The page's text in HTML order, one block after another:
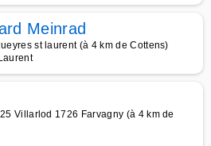
Meinrad
st laurent (à 4 km de Cottens)
Villarlod 1726 Farvagny (à 4 km de